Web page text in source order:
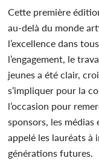
Cette première
au-delà du monde
l’excellence dans
l’engagement, le
jeunes a été clair,
s’impliquer pour la
l’occasion pour
sponsors, les
appelé les lauréats à
générations futures.